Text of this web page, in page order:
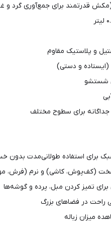
و پلاستیک مقاوم
(ایستاده و دستی)
برای سطوح مختلف
برای استفاده طولانی‌مدت بدون
(کف‌پوش، کاشی) و نرم (فرش،
تمیز کردن مبل، پرده و گوشه‌ها
راحت در فضاهای بزرگ
میزان زباله